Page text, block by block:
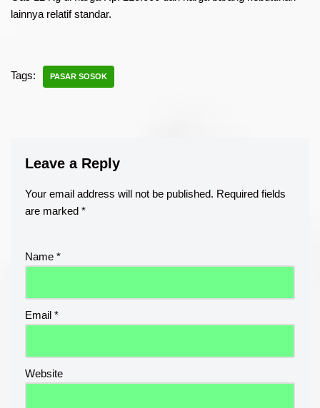
lainnya relatif standar.
Tags: PASAR SOSOK
Leave a Reply
Your email address will not be published. Required fields
are marked *
Name *
Email *
Website